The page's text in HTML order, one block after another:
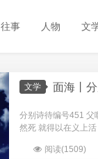
往事 人物 文
文学 面海丨
分别诗待编号451 父
然死 就得以在义上
阅读(1509)